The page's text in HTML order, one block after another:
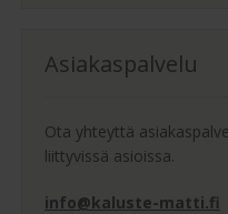
Asiakaspalvelu
Ota yhteyttä
liittyvissä asioissa.
info@kaluste-matti.fi